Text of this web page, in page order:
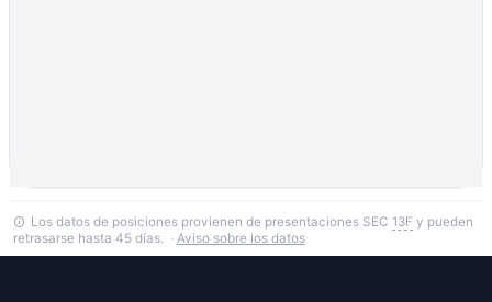
Los datos de posiciones provienen de presentaciones SEC 13F y pueden
retrasarse hasta 45 días. · Aviso sobre los datos